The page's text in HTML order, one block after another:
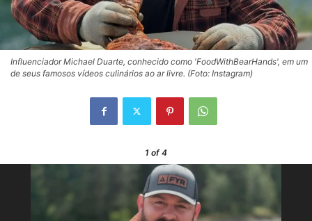
Influenciador Michael Duarte, conhecido como 'FoodWithBearHands', em um
de seus famosos vídeos culinários ao ar livre. (Foto: Instagram)
1 of 4